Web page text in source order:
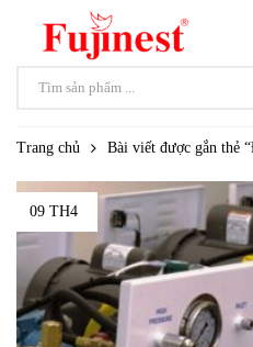
Trang chủ Bài viết được gắn thẻ
09 TH4